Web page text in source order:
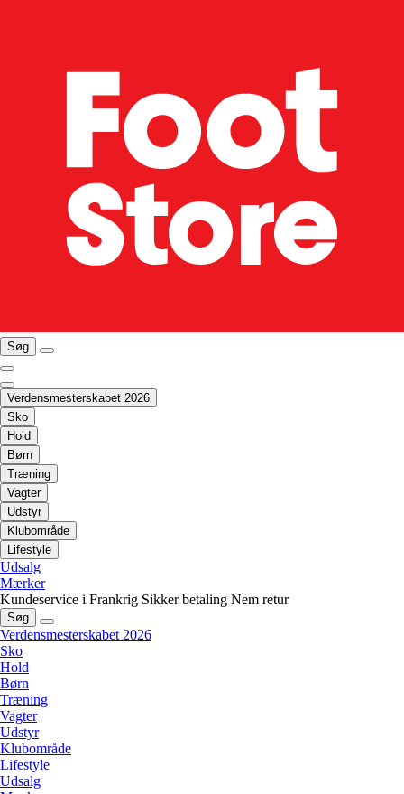
Søg
Verdensmesterskabet 2026
Sko
Hold
Børn
Træning
Vagter
Udstyr
Klubområde
Lifestyle
Udsalg
Mærker
Kundeservice i Frankrig Sikker betaling Nem retur
Søg
Verdensmesterskabet 2026
Sko
Hold
Børn
Træning
Vagter
Udstyr
Klubområde
Lifestyle
Udsalg